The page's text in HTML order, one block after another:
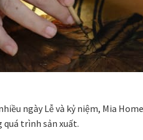
ngày Lễ và kỷ niệm, Mia
trình sản xuất.